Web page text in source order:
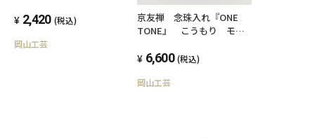
■商品概要
表地：シルク100％
2,420 (税込)
岡山工芸
京友禅 念珠入れ『ONE
TONE』 こうもり モノ
6,600 (税込)
岡山工芸